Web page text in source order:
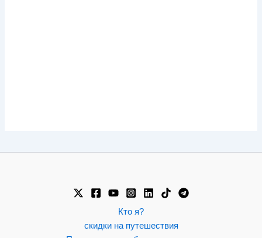
Кто я?
скидки на путешествия